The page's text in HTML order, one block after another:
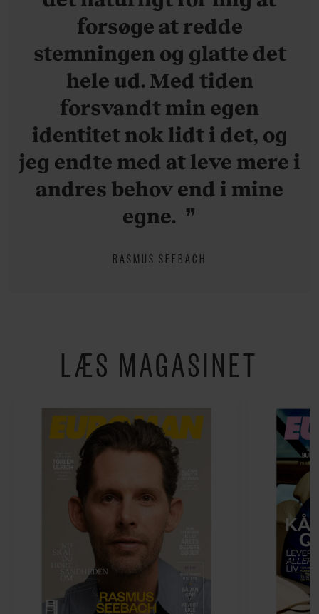
forsøge at redde
stemningen og glatte det
hele ud. Med tiden
forsvandt min egen
identitet nok lidt i det, og
jeg endte med at leve mere i
andres behov end i mine
egne.
RASMUS SEEBACH
LÆS MAGASINET